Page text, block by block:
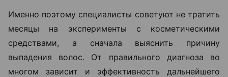
Именно поэтому специалисты советуют не тратить
месяцы на эксперименты с косметическими
средствами, а сначала выяснить причину
выпадения волос. От правильного диагноза во
многом зависит и эффективность дальнейшего